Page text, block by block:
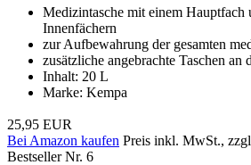
Medizintasche mit einem Hauptfach
Innenfächern
zur Aufbewahrung der gesamten
zusätzliche angebrachte Taschen an
Inhalt: 20 L
Marke: Kempa
25,95 EUR
Bei Amazon kaufen Preis inkl. MwSt.,
Bestseller Nr. 6